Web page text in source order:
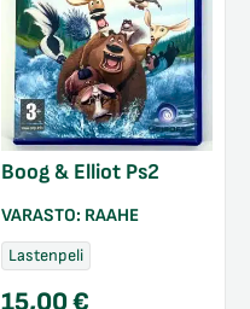
Boog & Elliot Ps2
VARASTO: RAAHE
Lastenpeli
15,00€